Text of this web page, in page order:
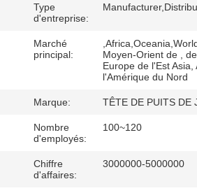
D'USINE
CONTRÔLE
QUALITÉ
CONTACTEZ-
NOUS
Type
d'entreprise:
Marché
principal:
Moyen-Orient de ,
Europe de l'Est
l'Amérique du Nord
Marque: TÊTE DE PUITS DE
Nombre
d'employés:
100~120
Chiffre
d'affaires:
3000000-5000000